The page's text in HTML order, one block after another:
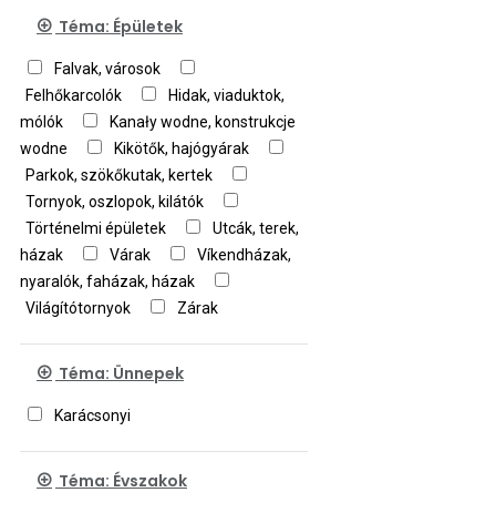
Téma: Épületek
Falvak, városok
Felhőkarcolók
Hidak, viaduktok,
mólók
Kanały wodne, konstrukcje
wodne
Kikötők, hajógyárak
Parkok, szökőkutak, kertek
Tornyok, oszlopok, kilátók
Történelmi épületek
Utcák, terek,
házak
Várak
Víkendházak,
nyaralók, faházak, házak
Világítótornyok
Zárak
Téma: Ünnepek
Karácsonyi
Téma: Évszakok